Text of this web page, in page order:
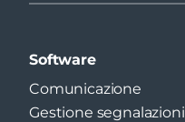
Software
Comunicazione
Gestione segnalazioni